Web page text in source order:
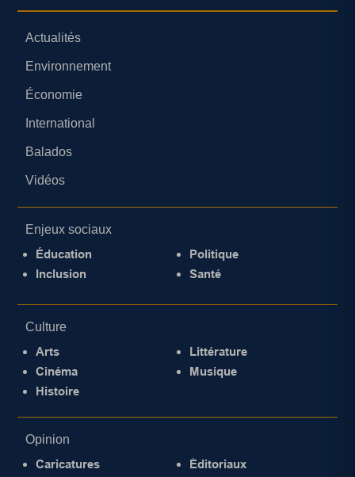
Actualités
Environnement
Économie
International
Balados
Vidéos
Enjeux sociaux
Éducation
Inclusion
Politique
Santé
Culture
Arts
Cinéma
Histoire
Littérature
Musique
Opinion
Caricatures
Éditoriaux